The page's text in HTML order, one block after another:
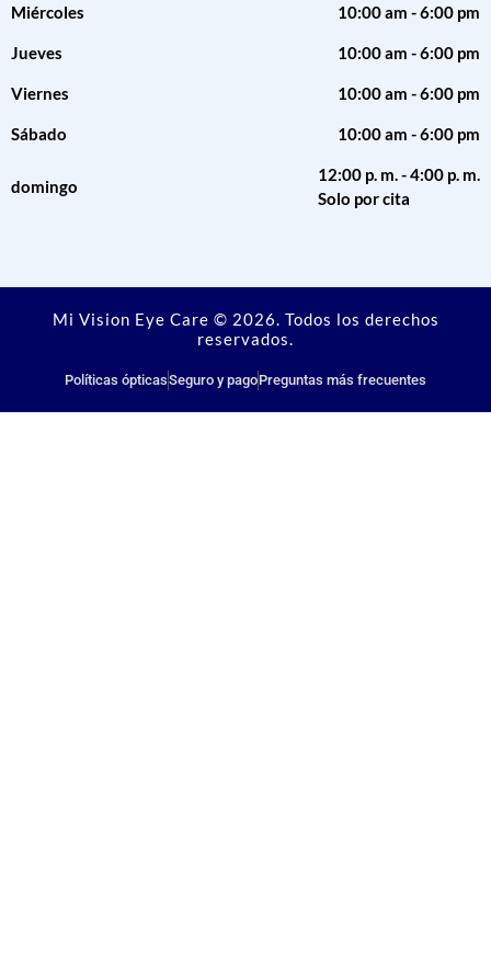
Miércoles 10:00 am - 6:00 pm
Jueves 10:00 am - 6:00 pm
Viernes 10:00 am - 6:00 pm
Sábado 10:00 am - 6:00 pm
domingo
12:00 p. m. - 4:00 p. m.
Solo por cita
Mi Vision Eye Care © 2026. Todos los derechos
reservados.
Políticas ópticasSeguro y pagoPreguntas más frecuentes